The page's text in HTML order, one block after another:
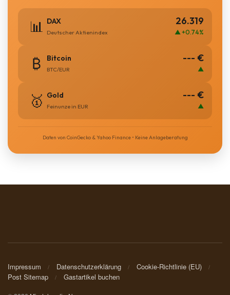
📊 DAX
Deutscher Aktienindex
26.319
▲ +0.74%
₿ Bitcoin
BTC/EUR
--- €
▲
🥇 Gold
Feinunze in EUR
--- €
▲
Daten von CoinGecko & Yahoo Finance • Keine Anlageberatung
Impressum Datenschutzerklärung
Cookie-Richtlinie (EU)
Post Sitemap
Gastartikel buchen